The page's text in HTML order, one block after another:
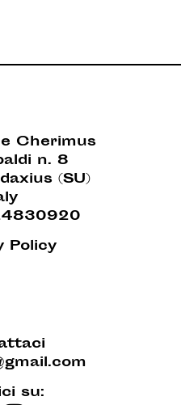
Cherimus
n. 8
(SU)
Policy
su: